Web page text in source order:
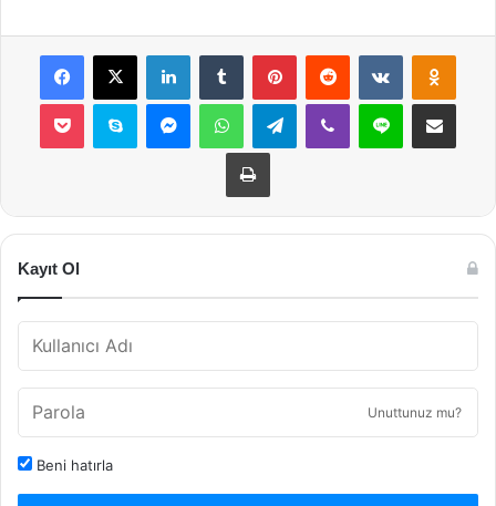
Facebook
X LinkedInTumblr PinterestReddit VKontakte
Pocket Skype MessengerWhatsAppTelegramViber Line E-Posta ile
Yazdır
Kayıt Ol
Unuttunuz mu?
Beni hatırla